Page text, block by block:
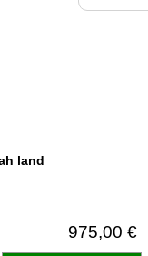
land
975,00 €